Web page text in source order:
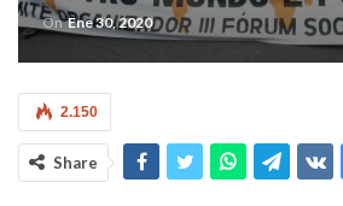
OnEne 30, 2020
2.150
Share